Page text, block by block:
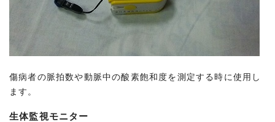
傷病者の脈拍数や動脈中の酸素飽和度を測定する時に使用し
ます。
生体監視モニター